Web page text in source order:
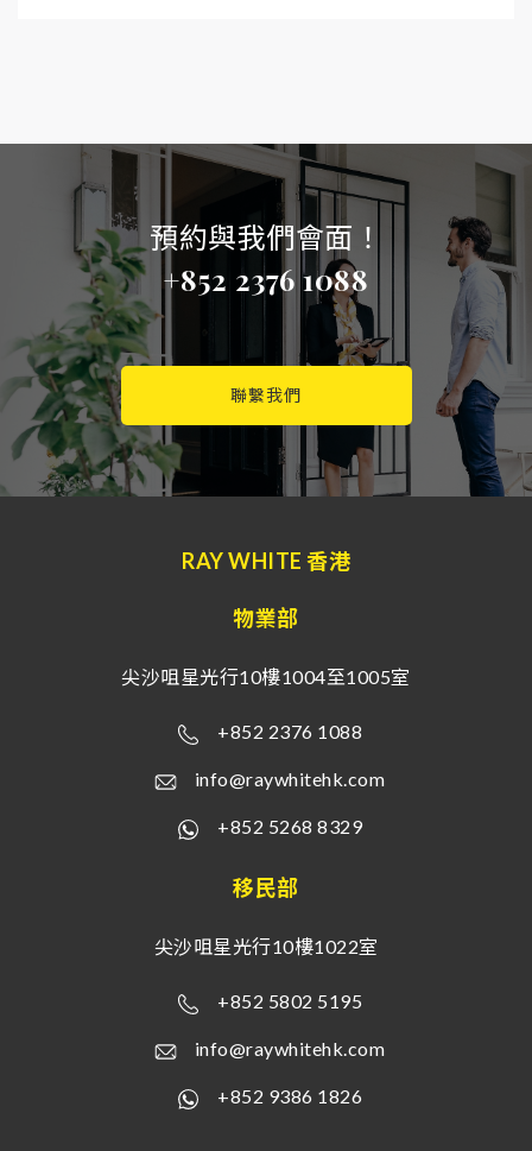
預約與我們會面！
+852 2376 1088
聯繫我們
RAY WHITE 香港
物業部
尖沙咀星光行10樓1004至1005室
+852 2376 1088
info@raywhitehk.com
+852 5268 8329
移民部
尖沙咀星光行10樓1022室
+852 5802 5195
info@raywhitehk.com
+852 9386 1826